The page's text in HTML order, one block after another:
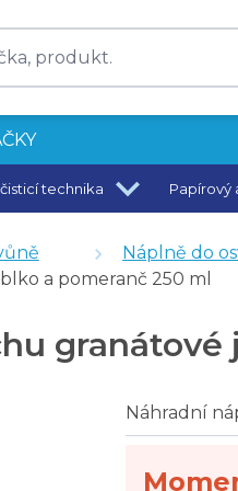
technika Papírový
mikrovlákno 50 x 40
ml
Náplně do
a pomeranč 250 ml
Náhradní